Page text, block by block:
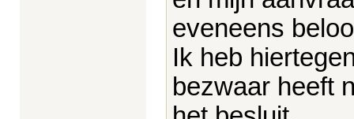
eveneens
Ik heb
bezwaar heeft